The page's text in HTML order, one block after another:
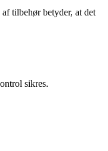
tilbehør betyder, at det
sikres.